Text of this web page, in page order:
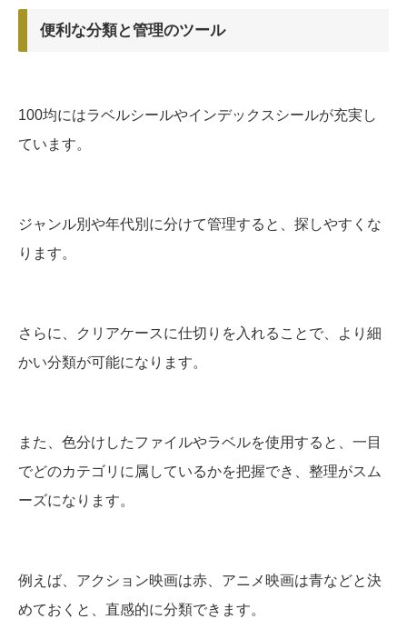
便利な分類と管理のツール
100均にはラベルシールやインデックスシールが充実し
ています。
ジャンル別や年代別に分けて管理すると、探しやすくな
ります。
さらに、クリアケースに仕切りを入れることで、より細
かい分類が可能になります。
また、色分けしたファイルやラベルを使用すると、一目
でどのカテゴリに属しているかを把握でき、整理がスム
ーズになります。
例えば、アクション映画は赤、アニメ映画は青などと決
めておくと、直感的に分類できます。